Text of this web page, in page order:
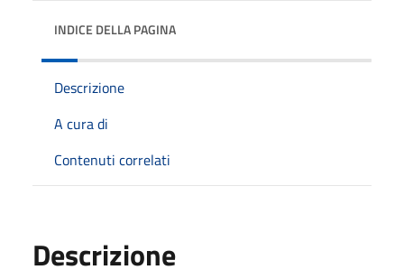
INDICE DELLA PAGINA
Descrizione
A cura di
Contenuti correlati
Descrizione